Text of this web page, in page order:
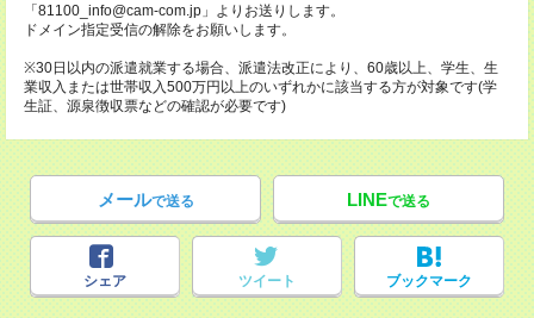
「81100_info@cam-com.jp」よりお送りします。
ドメイン指定受信の解除をお願いします。
※30日以内の派遣就業する場合、派遣法改正により、60歳以上、学生、生
業収入または世帯収入500万円以上のいずれかに該当する方が対象です(学
生証、源泉徴収票などの確認が必要です)
メールで送る LINEで送る
シェア ツイート ブックマーク